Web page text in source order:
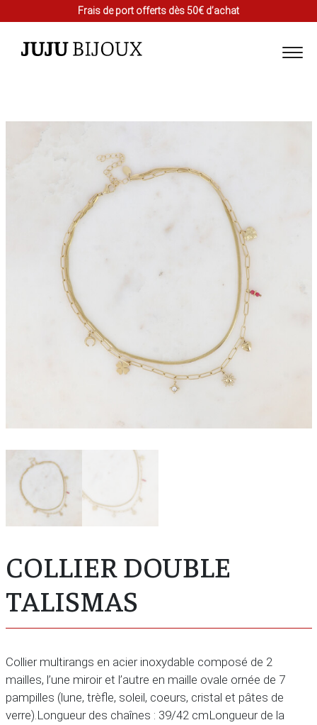
Frais de port offerts dès 50€ d’achat
COLLIER DOUBLE
TALISMAS
Collier multirangs en acier inoxydable composé de 2
mailles, l’une miroir et l’autre en maille ovale ornée de 7
pampilles (lune, trèfle, soleil, coeurs, cristal et pâtes de
verre).Longueur des chaînes : 39/42 cmLongueur de la